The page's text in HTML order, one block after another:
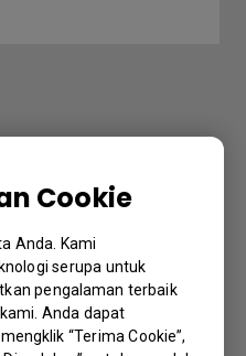
Cookie
Anda. Kami
serupa untuk
pengalaman terbaik
Anda dapat
“Terima Cookie”,
dikendalikan
melepaskan
Cloud?